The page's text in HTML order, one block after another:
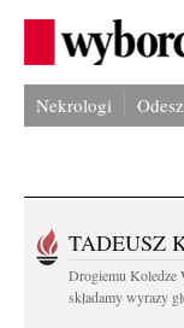
Nekrologi
TADEUSZ
Drogiemu Koledze
składamy wyrazy